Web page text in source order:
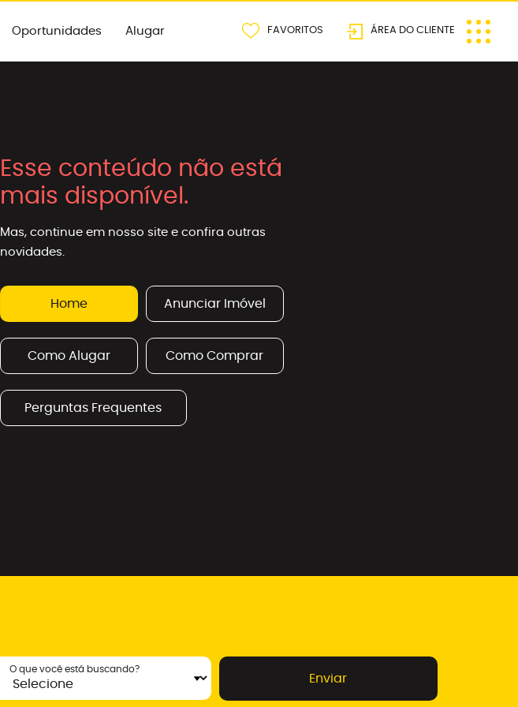
Oportunidades Alugar FAVORITOS ÁREA DO CLIENTE
Esse conteúdo não está
mais disponível.
Mas, continue em nosso site e confira outras
novidades.
Home Anunciar Imóvel
Como Alugar Como Comprar
Perguntas Frequentes
O que você está buscando?
Enviar